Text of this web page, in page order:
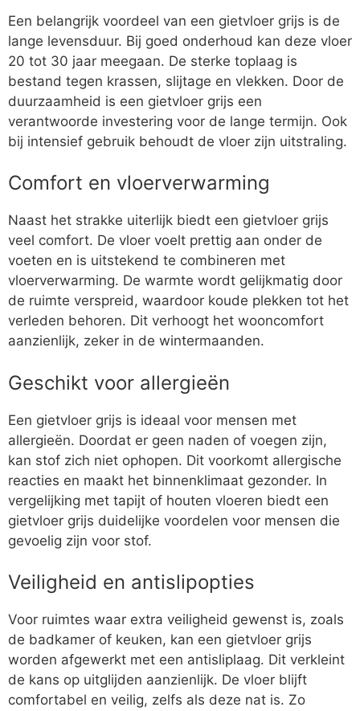
Een belangrijk voordeel van een gietvloer grijs is de
lange levensduur. Bij goed onderhoud kan deze vloer
20 tot 30 jaar meegaan. De sterke toplaag is
bestand tegen krassen, slijtage en vlekken. Door de
duurzaamheid is een gietvloer grijs een
verantwoorde investering voor de lange termijn. Ook
bij intensief gebruik behoudt de vloer zijn uitstraling.
Comfort en vloerverwarming
Naast het strakke uiterlijk biedt een gietvloer grijs
veel comfort. De vloer voelt prettig aan onder de
voeten en is uitstekend te combineren met
vloerverwarming. De warmte wordt gelijkmatig door
de ruimte verspreid, waardoor koude plekken tot het
verleden behoren. Dit verhoogt het wooncomfort
aanzienlijk, zeker in de wintermaanden.
Geschikt voor allergieën
Een gietvloer grijs is ideaal voor mensen met
allergieën. Doordat er geen naden of voegen zijn,
kan stof zich niet ophopen. Dit voorkomt allergische
reacties en maakt het binnenklimaat gezonder. In
vergelijking met tapijt of houten vloeren biedt een
gietvloer grijs duidelijke voordelen voor mensen die
gevoelig zijn voor stof.
Veiligheid en antislipopties
Voor ruimtes waar extra veiligheid gewenst is, zoals
de badkamer of keuken, kan een gietvloer grijs
worden afgewerkt met een antisliplaag. Dit verkleint
de kans op uitglijden aanzienlijk. De vloer blijft
comfortabel en veilig, zelfs als deze nat is. Zo